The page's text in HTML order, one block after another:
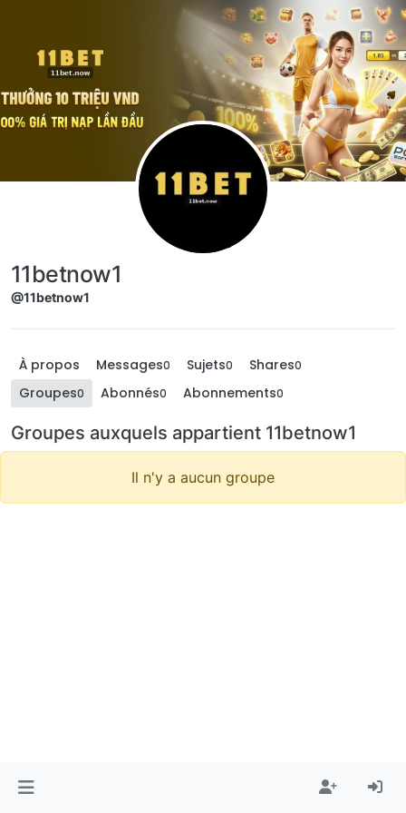
Aller directement au contenu
11betnow1
@11betnow1
À propos Messages0 Sujets0 Shares0
Groupes0 Abonnés0 Abonnements0
Groupes auxquels appartient 11betnow1
Il n'y a aucun groupe